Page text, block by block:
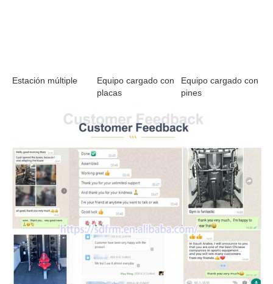
Estación múltiple
Equipo cargado con
placas
Equipo cargado con
pines